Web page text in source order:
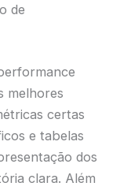
de
melhores
certas
e tabelas
dos
clara. Além